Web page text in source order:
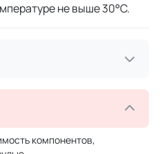
не выше 30°C.
компонентов,